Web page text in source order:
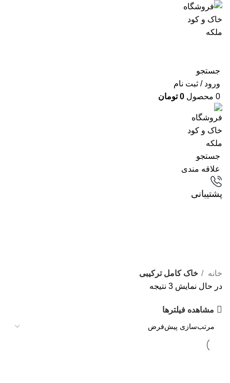
جستجو
ورود / ثبت نام
0 محصول 0 تومان
جستجو
علاقه مندی
پشتیبانی
خانه
خاک کامل ترکیبی
در حال نمایش 3 نتیجه
مشاهده فیلترها